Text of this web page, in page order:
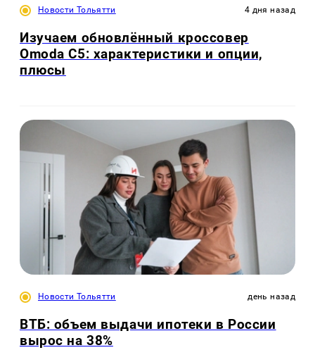
Новости Тольятти 4 дня назад
Изучаем обновлённый кроссовер
Omoda C5: характеристики и опции,
плюсы
Новости Тольятти день назад
ВТБ: объем выдачи ипотеки в России
вырос на 38%